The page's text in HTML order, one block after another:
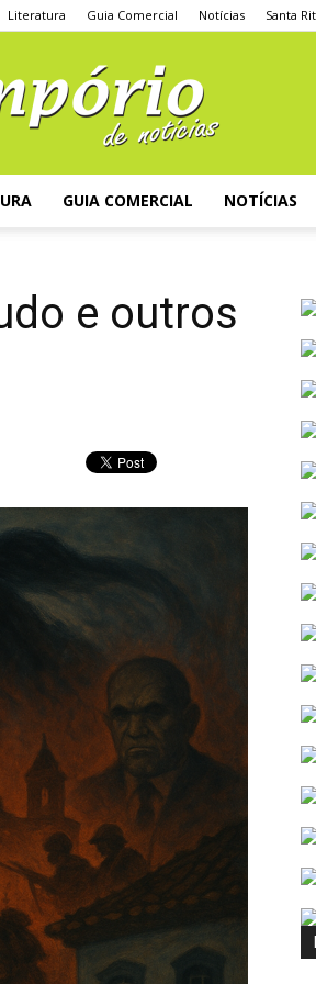
Literatura Guia Comercial Notícias Santa
GUIA COMERCIAL NOTÍCIAS
e outros